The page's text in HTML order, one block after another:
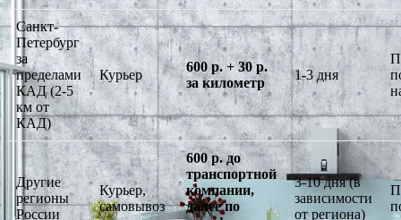
Санкт-
Петербург
за
пределами
КАД (2-5
км от
КАД)
Курьер
600 р. + 30 р.
за километр
1-3 дня
Другие
регионы
России
Курьер,
самовывоз
600 р. до
транспортной
компании,
далее по
3-10 дня (в
зависимости
от региона)